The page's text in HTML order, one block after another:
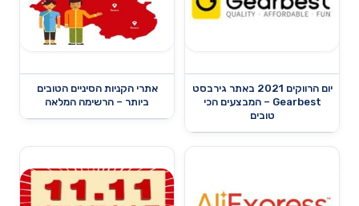
יום הרווקים 2021 באתר גירבסט
Gearbest – המבצעים הכי
טובים
אתרי הקניות הסיניים הטובים
ביותר – הרשימה המלאה